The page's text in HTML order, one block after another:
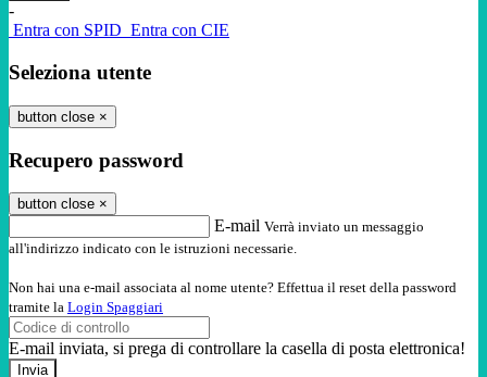
-
Entra con SPID Entra con CIE
Seleziona utente
button close ×
Recupero password
button close ×
E-mail Verrà inviato un messaggio
all'indirizzo indicato con le istruzioni necessarie.
Non hai una e-mail associata al nome utente? Effettua il reset della password
tramite la Login Spaggiari
E-mail inviata, si prega di controllare la casella di posta elettronica!